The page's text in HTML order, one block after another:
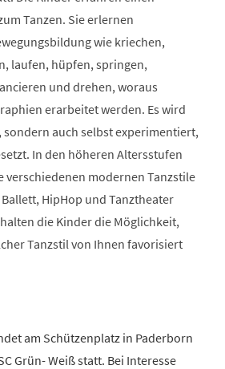
Tanzen. Sie erlernen
wie kriechen,
laufen, hüpfen, springen,
und drehen, woraus
erarbeitet werden. Es wird
auch selbst experimentiert,
In den höheren Altersstufen
verschiedenen modernen Tanzstile
HipHop und Tanztheater
die Kinder die Möglichkeit,
Tanzstil von Ihnen favorisiert
am Schützenplatz in Paderborn
Grün- Weiß statt. Bei Interesse